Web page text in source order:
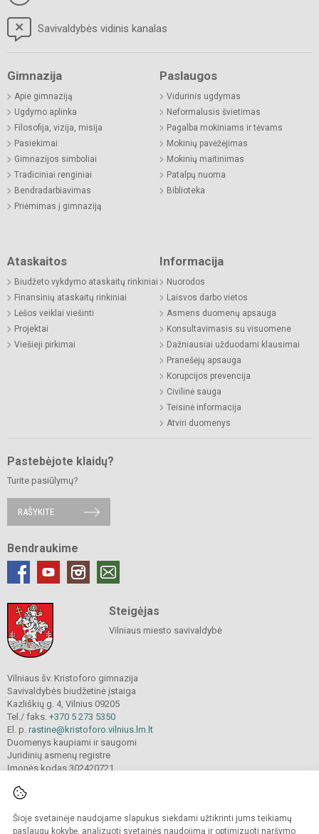
Šioje svetainėje naudojame slapukus siekdami užtikrinti jums teikiamų
paslaugų kokybę, analizuoti svetainės naudojimą ir optimizuoti naršymo
Savivaldybės vidinis kanalas
Gimnazija
Apie gimnaziją
Ugdymo aplinka
Filosofija, vizija, misija
Pasiekimai
Gimnazijos simboliai
Tradiciniai renginiai
Bendradarbiavimas
Priėmimas į gimnaziją
Paslaugos
Vidurinis ugdymas
Neformalusis švietimas
Pagalba mokiniams ir tėvams
Mokinių pavėžėjimas
Mokinių maitinimas
Patalpų nuoma
Biblioteka
Ataskaitos
Biudžeto vykdymo ataskaitų rinkiniai
Finansinių ataskaitų rinkiniai
Lėšos veiklai viešinti
Projektai
Viešieji pirkimai
Informacija
Nuorodos
Laisvos darbo vietos
Asmens duomenų apsauga
Konsultavimasis su visuomene
Dažniausiai užduodami klausimai
Pranešėjų apsauga
Korupcijos prevencija
Civilinė sauga
Teisinė informacija
Atviri duomenys
Pastebėjote klaidų?
Turite pasiūlymų?
RAŠYKITE
Bendraukime
Steigėjas
Vilniaus miesto savivaldybė
Vilniaus šv. Kristoforo gimnazija
Savivaldybės biudžetinė įstaiga
Kazliškių g. 4, Vilnius 09205
Tel./ faks. +370 5 273 5350
El. p. rastine@kristoforo.vilnius.lm.lt
Duomenys kaupiami ir saugomi
Juridinių asmenų registre
Įmonės kodas 302420721
© 2024. Vilniaus šv. Kristoforo gimnazija. Visos teisės saugomos.
Kopijuoti turinį be raštiško įstaigos administracijos sutikimo griežtai draudžiama.